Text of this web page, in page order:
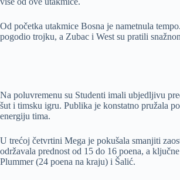
Od početka utakmice Bosna je nametnula
pogodio trojku, a Zubac i West su pratili
Na poluvremenu su Studenti imali ubjedljivu
šut i timsku igru. Publika je konstatno pružala
energiju tima.
U trećoj četvrtini Mega je pokušala smanjiti
održavala prednost od 15 do 16 poena, a
Plummer (24 poena na kraju) i Šalić.